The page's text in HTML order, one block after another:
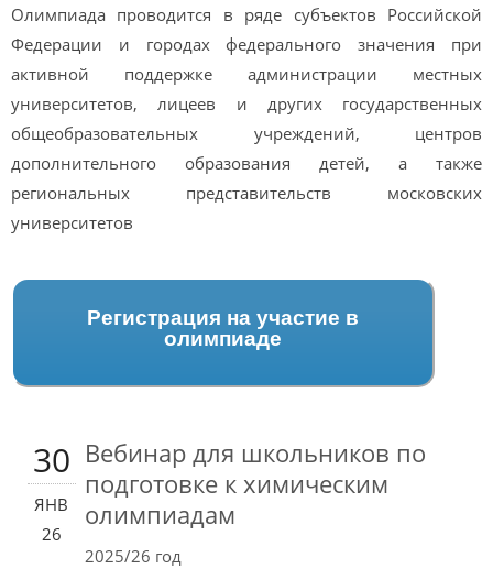
Олимпиада проводится в ряде субъектов Российской
Федерации и городах федерального значения при
активной поддержке администрации местных
университетов, лицеев и других государственных
общеобразовательных учреждений, центров
дополнительного образования детей, а также
региональных представительств московских
университетов
Регистрация на участие в
олимпиаде
30
ЯНВ
26
Вебинар для школьников по
подготовке к химическим
олимпиадам
2025/26 год